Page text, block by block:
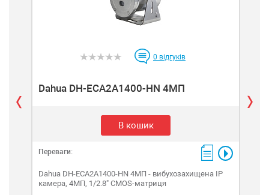
0 відгуків
Dahua DH-ECA2A1400-HN 4МП
В кошик
Переваги:
Dahua DH-ECA2A1400-HN 4МП - вибухозахищена IP
камера, 4МП, 1/2.8" CMOS-матриця